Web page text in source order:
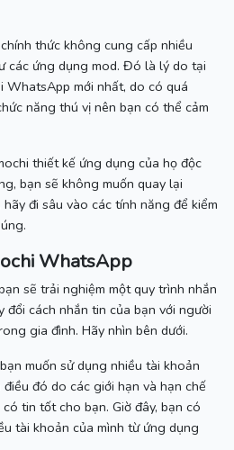
thức không cung cấp nhiều
các ứng dụng mod. Đó là lý do tại
WhatsApp mới nhất, do có quá
năng thú vị nên bạn có thể cảm
thiết kế ứng dụng của họ độc
bạn sẽ không muốn quay lại
hãy đi sâu vào các tính năng để kiểm
WhatsApp
sẽ trải nghiệm một quy trình nhắn
đổi cách nhắn tin của bạn với người
gia đình. Hãy nhìn bên dưới.
muốn sử dụng nhiều tài khoản
đó do các giới hạn và hạn chế
có tin tốt cho bạn. Giờ đây, bạn có
tài khoản của mình từ ứng dụng